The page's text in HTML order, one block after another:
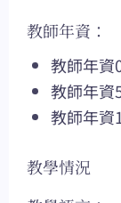
教師年資：
教師年資
教師年資
教師年資
教學情況